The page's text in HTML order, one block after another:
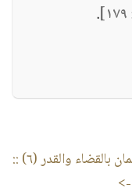
.
بالقضاء والقدر (٦)
::